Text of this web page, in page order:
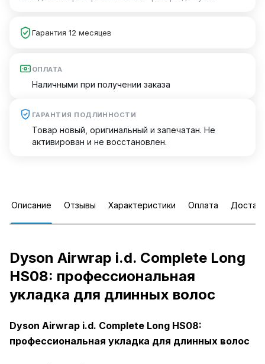
Гарантия 12 месяцев
ОПЛАТА
Наличными при получении заказа
ГАРАНТИЯ ПОДЛИННОСТИ
Товар новый, оригинальный и запечатан. Не
активирован и не восстановлен.
Описание Отзывы Характеристики Оплата
Dyson Airwrap i.d. Complete Long
HS08: профессиональная
укладка для длинных волос
Dyson Airwrap i.d. Complete Long HS08:
профессиональная укладка для длинных волос